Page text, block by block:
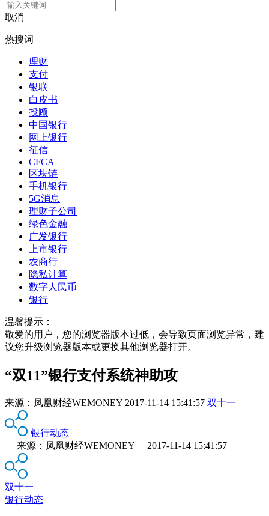
取消
热搜词
理财
支付
银联
白皮书
投顾
中国银行
网上银行
征信
CFCA
区块链
手机银行
5G消息
理财子公司
绿色金融
广发银行
上市银行
农商行
隐私计算
数字人民币
银行
温馨提示：
敬爱的用户，您的浏览器版本过低，会导致页面浏览异常，建
议您升级浏览器版本或更换其他浏览器打开。
“双11”银行支付系统神助攻
来源： 凤凰财经WEMONEY 2017-11-14 15:41:57 双十一
银行动态
来源：凤凰财经WEMONEY 2017-11-14 15:41:57
双十一
银行动态